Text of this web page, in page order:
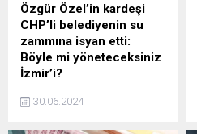
Özgür Özel’in kardeşi
CHP’li belediyenin su
zammına isyan etti:
Böyle mi yöneteceksiniz
İzmir’i?
45'lik zamma dikkat çeken
30.06.2024